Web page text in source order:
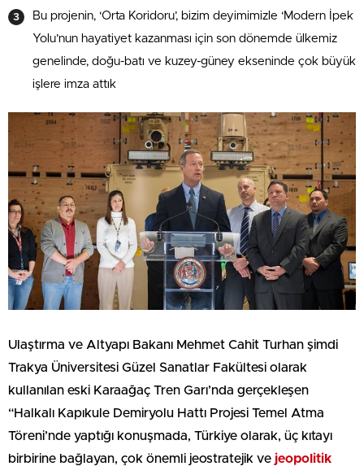
Bu projenin, ‘Orta Koridoru’, bizim deyimimizle ‘Modern İpek
Yolu’nun hayatiyet kazanması için son dönemde ülkemiz
genelinde, doğu-batı ve kuzey-güney ekseninde çok büyük
işlere imza attık
Ulaştırma ve Altyapı Bakanı Mehmet Cahit Turhan şimdi
Trakya Üniversitesi Güzel Sanatlar Fakültesi olarak
kullanılan eski Karaağaç Tren Garı’nda gerçekleşen
“Halkalı Kapıkule Demiryolu Hattı Projesi Temel Atma
Töreni’nde yaptığı konuşmada, Türkiye olarak, üç kıtayı
birbirine bağlayan, çok önemli jeostratejik ve jeopolitik